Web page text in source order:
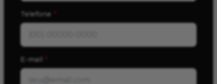
Telefone *
E-mail *